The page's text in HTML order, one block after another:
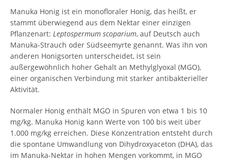
Manuka Honig ist ein monofloraler Honig, das heißt, er
stammt überwiegend aus dem Nektar einer einzigen
Pflanzenart: Leptospermum scoparium, auf Deutsch auch
Manuka-Strauch oder Südseemyrte genannt. Was ihn von
anderen Honigsorten unterscheidet, ist sein
außergewöhnlich hoher Gehalt an Methylglyoxal (MGO),
einer organischen Verbindung mit starker antibakterieller
Aktivität.
Normaler Honig enthält MGO in Spuren von etwa 1 bis 10
mg/kg. Manuka Honig kann Werte von 100 bis weit über
1.000 mg/kg erreichen. Diese Konzentration entsteht durch
die spontane Umwandlung von Dihydroxyaceton (DHA), das
im Manuka-Nektar in hohen Mengen vorkommt, in MGO